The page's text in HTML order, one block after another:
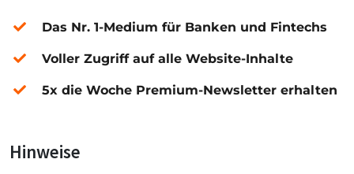
Das Nr. 1-Medium für Banken und Fintechs
Voller Zugriff auf alle Website-Inhalte
5x die Woche Premium-Newsletter erhalten
Hinweise